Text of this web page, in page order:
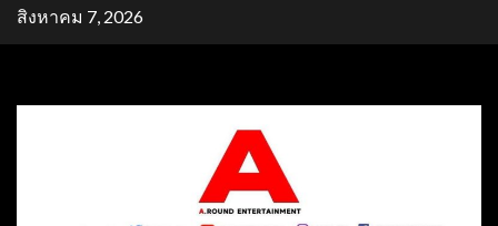
Skipสิงหาคม 7, 2026